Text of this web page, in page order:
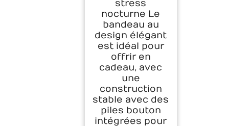
stress
nocturne Le
bandeau au
design élégant
est idéal pour
offrir en
cadeau, avec
une
construction
stable avec des
piles bouton
intégrées pour